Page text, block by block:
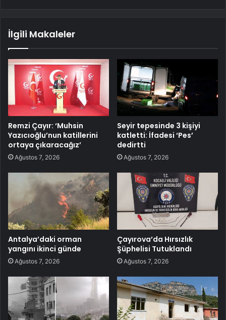
İlgili Makaleler
Remzi Çayır: ‘Muhsin
Yazıcıoğlu’nun katillerini
ortaya çıkaracağız’
Ağustos 7, 2026
Seyir tepesinde 3 kişiyi
katletti: İfadesi ‘Pes’
dedirtti
Ağustos 7, 2026
Antalya’daki orman
yangını ikinci günde
Ağustos 7, 2026
Çayırova’da Hırsızlık
Şüphelisi Tutuklandı
Ağustos 7, 2026